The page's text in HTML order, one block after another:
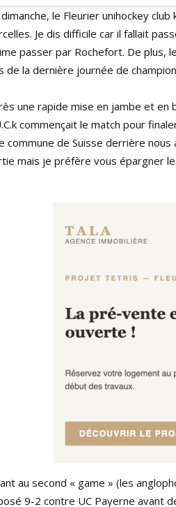
dimanche, le Fleurier unihockey
Je dis difficile car il fallait
passer par Rochefort. De plus,
de la dernière journée de
une rapide mise en jambe et en
commençait le match pour
commune de Suisse derrière nous
mais je préfère vous épargner
au second « game » (les
9-2 contre UC Payerne avant